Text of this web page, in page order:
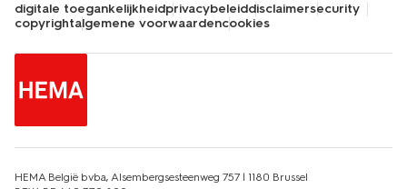
digitale toegankelijkheidprivacybeleiddisclaimersecurity
copyrightalgemene voorwaardencookies
HEMA België bvba, Alsembergsesteenweg 757 | 1180 Brussel